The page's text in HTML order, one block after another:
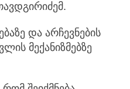
და არჩევნების
მექანიზმებზე